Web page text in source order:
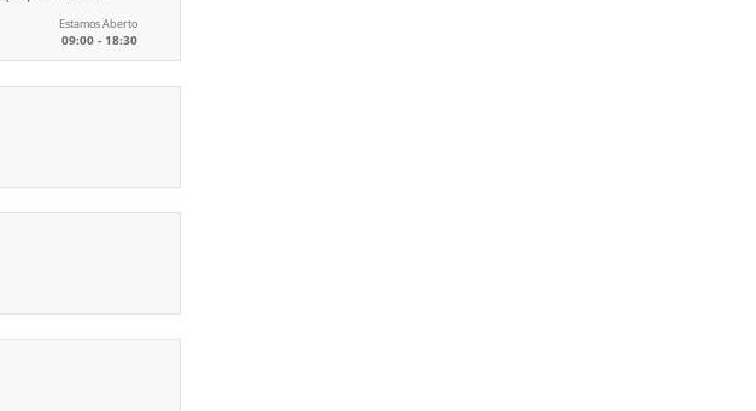
Estamos Aberto
09:00 - 18:30